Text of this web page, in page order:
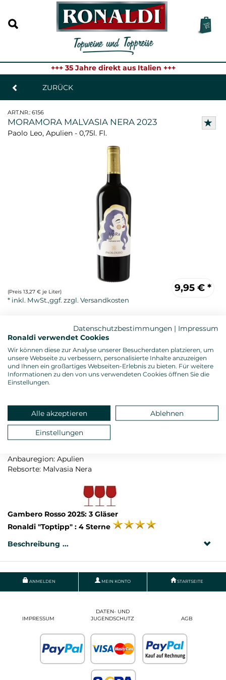
+++ 35 Jahre direkt aus Italien +++
ZURÜCK
ART.NR.: 6156
MORAMORA MALVASIA NERA 2023
Paolo Leo, Apulien - 0,75l. Fl.
9,95 € *
(Preis 13,27 € je Liter)
Rotwein, vollmundig und saftig
Gesamtsäure: 5,90 g/l
Restzucker: 9,00 g/l
Allergenhinweis: enthält Sulfite
Verschluss: Naturkorken
Anbauregion: Apulien
Rebsorte: Malvasia Nera
Gambero Rosso 2025: 3 Gläser
Ronaldi "Toptipp" : 4 Sterne
Beschreibung
ANMELDEN MEIN KONTO STARTSEITE
IMPRESSUM
DATEN- UND
JUGENDSCHUTZ
AGB
Datenschutzbestimmungen | Impressum
Ronaldi verwendet Cookies
Wir können diese zur Analyse unserer Besucherdaten platzieren, um
unsere Webseite zu verbessern, personalisierte Inhalte anzuzeigen
und Ihnen ein großartiges Webseiten-Erlebnis zu bieten. Für weitere
Informationen zu den von uns verwendeten Cookies öffnen Sie die
Einstellungen.
Alle akzeptieren Ablehnen
Einstellungen